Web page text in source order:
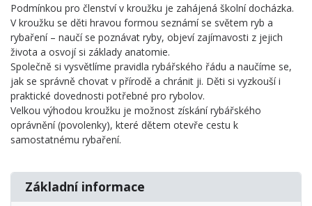
Podmínkou pro členství v kroužku je zahájená školní docházka.
V kroužku se děti hravou formou seznámí se světem ryb a
rybaření – naučí se poznávat ryby, objeví zajímavosti z jejich
života a osvojí si základy anatomie.
Společně si vysvětlíme pravidla rybářského řádu a naučíme se,
jak se správně chovat v přírodě a chránit ji. Děti si vyzkouší i
praktické dovednosti potřebné pro rybolov.
Velkou výhodou kroužku je možnost získání rybářského
oprávnění (povolenky), které dětem otevře cestu k
samostatnému rybaření.
Základní informace